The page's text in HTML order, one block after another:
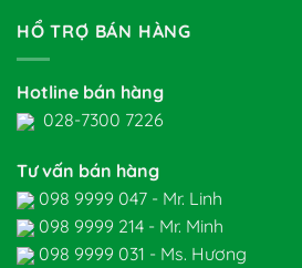
HỔ TRỢ BÁN HÀNG
Hotline bán hàng
028-7300 7226
Tư vấn bán hàng
098 9999 047 - Mr. Linh
098 9999 214 - Mr. Minh
098 9999 031 - Ms. Hương